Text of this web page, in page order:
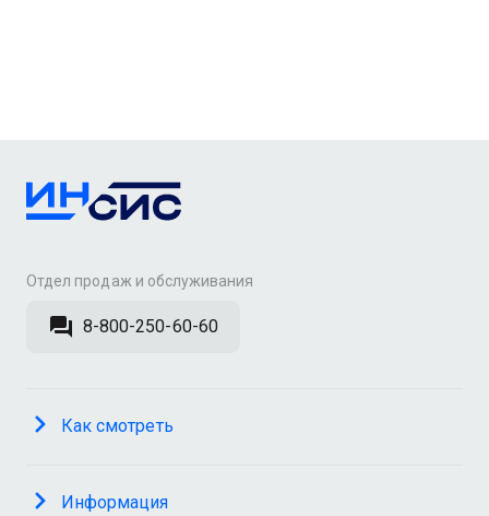
Отдел продаж и обслуживания
8-800-250-60-60
Как смотреть
Информация